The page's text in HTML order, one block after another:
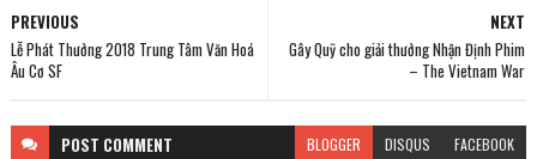
NEXT
Gây Quỹ cho giải thưởng Nhận Định Phim
– The Vietnam War
PREVIOUS
Lễ Phát Thưởng 2018 Trung Tâm Văn Hoá
Âu Cơ SF
POST COMMENT BLOGGER DISQUS FACEBOOK